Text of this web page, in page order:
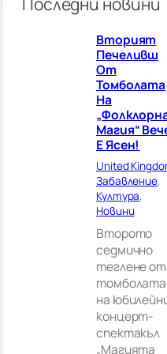
и
т
Вторият
Печеливш
От
Томболата
На
Магия“
Е Ясен!
United
Забавление
Култура
Новини
Второто
седмично
теглене от
томболата
на
концерт-
спектакъл
„Магията